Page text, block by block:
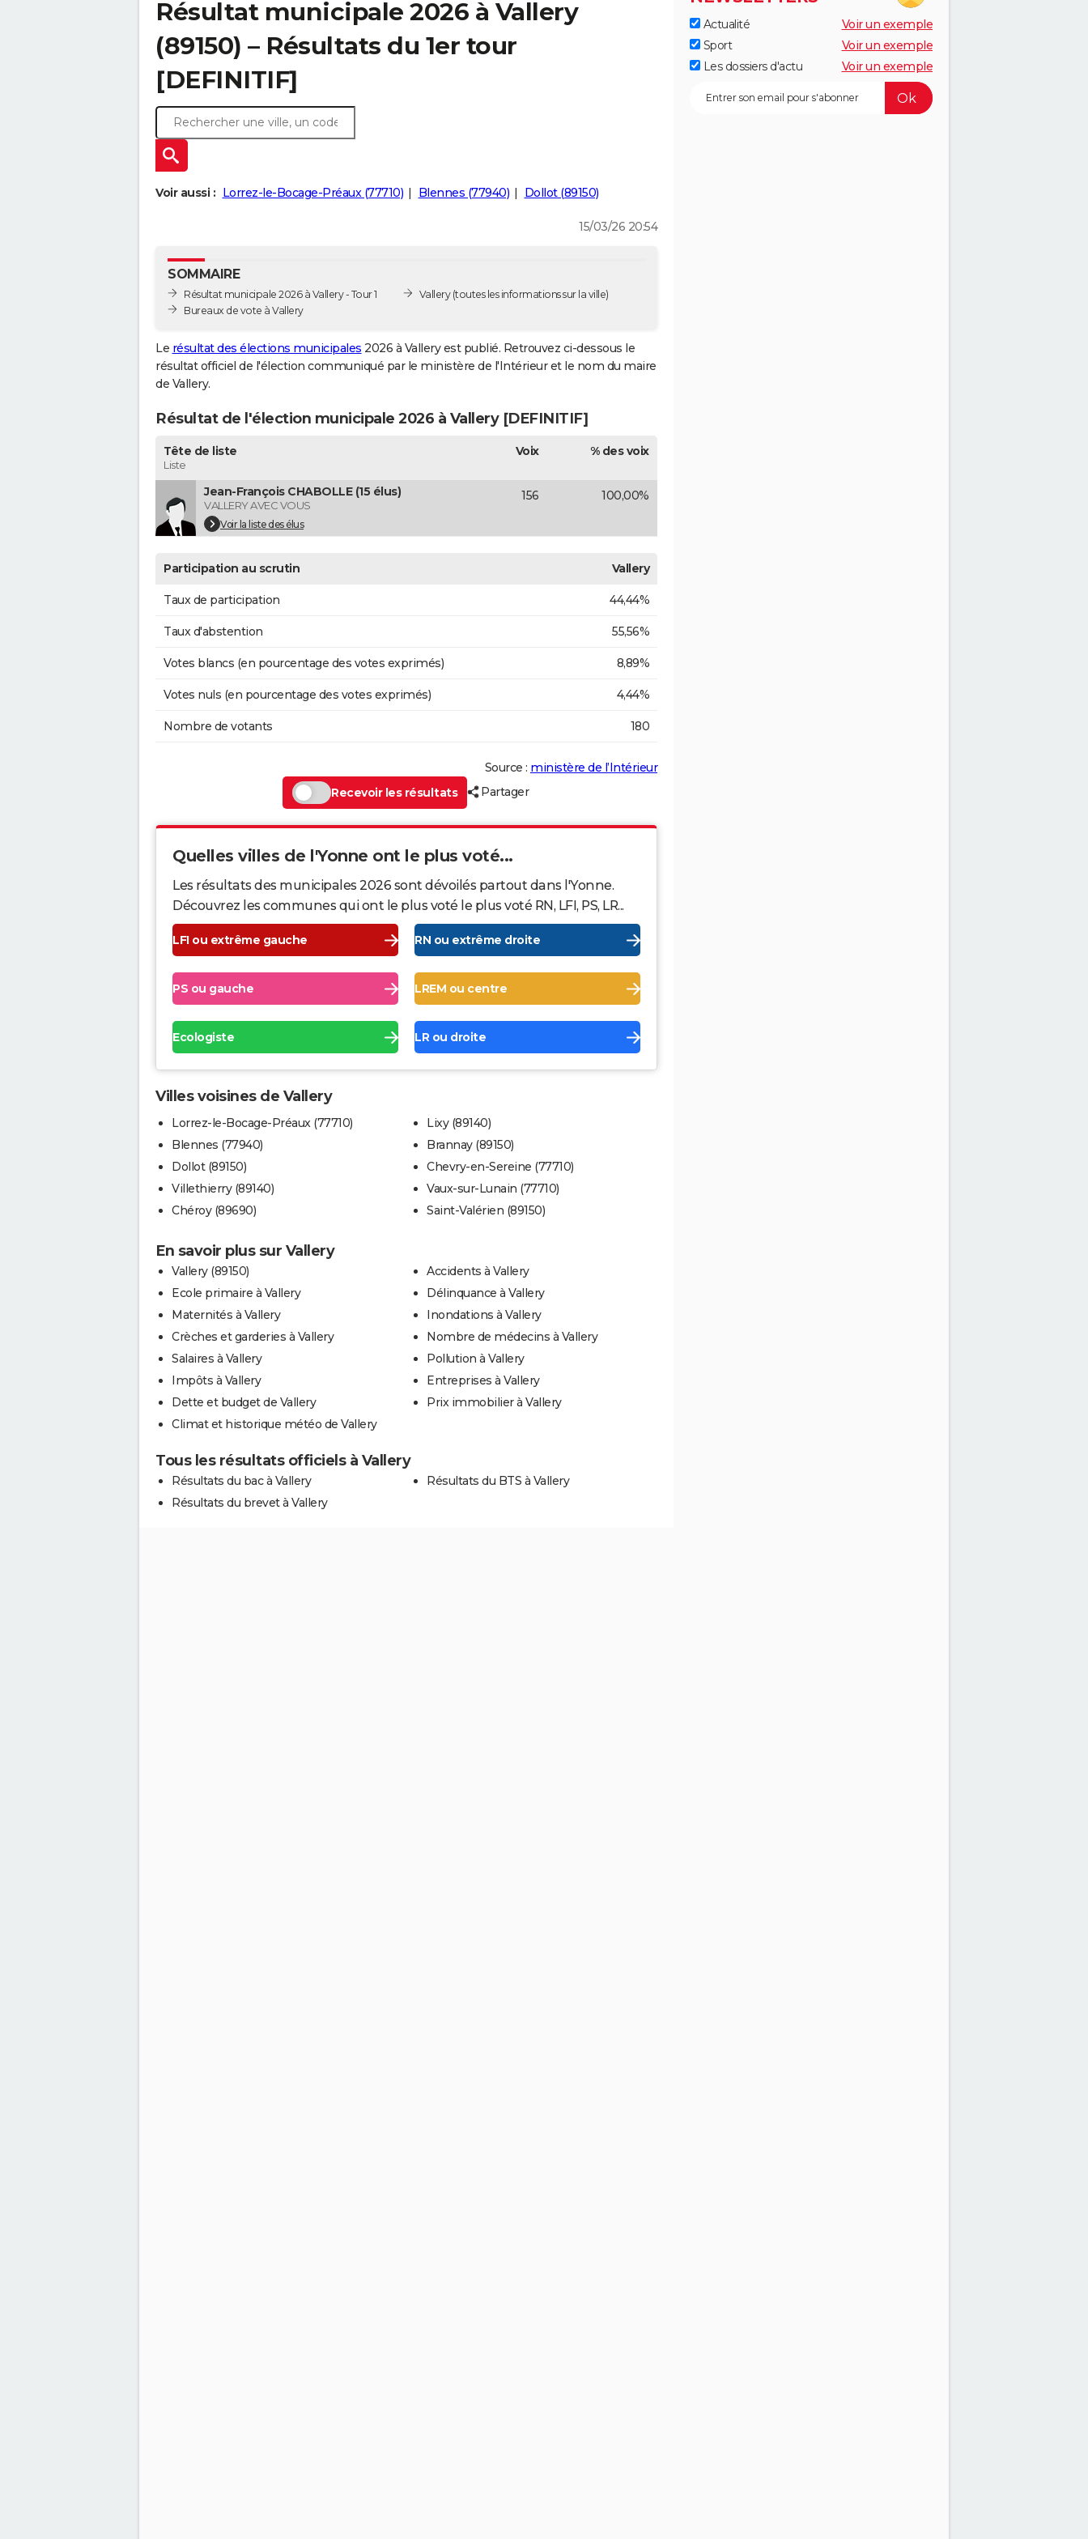
Résultat municipale 2026 à Vallery
(89150) – Résultats du 1er tour
[DEFINITIF]
Voir aussi : Lorrez-le-Bocage-Préaux (77710) Blennes (77940) Dollot (89150)
15/03/26 20:54
SOMMAIRE
Résultat municipale 2026 à Vallery - Tour 1
Bureaux de vote à Vallery
Vallery(toutes les informations sur la ville)
Le résultat des élections municipales 2026 à Vallery est publié. Retrouvez ci-dessous le
résultat officiel de l'élection communiqué par le ministère de l'Intérieur et le nom du maire
de Vallery.
Résultat de l'élection municipale 2026 à Vallery [DEFINITIF]
Tête de liste
Liste
Voix % des voix
Jean-François CHABOLLE (15 élus)
VALLERY AVEC VOUS
Voir la liste des élus
156 100,00%
Participation au scrutin Vallery
Taux de participation 44,44%
Taux d'abstention 55,56%
Votes blancs (en pourcentage des votes exprimés) 8,89%
Votes nuls (en pourcentage des votes exprimés) 4,44%
Nombre de votants 180
Source : ministère de l’Intérieur
Recevoir les résultats
Partager
Quelles villes de l'Yonne ont le plus voté...
Les résultats des municipales 2026 sont dévoilés partout dans l'Yonne.
Découvrez les communes qui ont le plus voté le plus voté RN, LFI, PS, LR...
LFI ou extrême gauche RN ou extrême droite
PS ou gauche LREM ou centre
Ecologiste LR ou droite
Villes voisines de Vallery
Lorrez-le-Bocage-Préaux (77710)
Blennes (77940)
Dollot (89150)
Villethierry (89140)
Chéroy (89690)
Lixy (89140)
Brannay (89150)
Chevry-en-Sereine (77710)
Vaux-sur-Lunain (77710)
Saint-Valérien (89150)
En savoir plus sur Vallery
Vallery (89150)
Ecole primaire à Vallery
Maternités à Vallery
Crèches et garderies à Vallery
Salaires à Vallery
Impôts à Vallery
Dette et budget de Vallery
Climat et historique météo de Vallery
Accidents à Vallery
Délinquance à Vallery
Inondations à Vallery
Nombre de médecins à Vallery
Pollution à Vallery
Entreprises à Vallery
Prix immobilier à Vallery
Tous les résultats officiels à Vallery
Résultats du bac à Vallery
Résultats du brevet à Vallery
Résultats du BTS à Vallery
Actualité
Voir un exemple
Sport
Voir un exemple
Les dossiers d'actu
Voir un exemple